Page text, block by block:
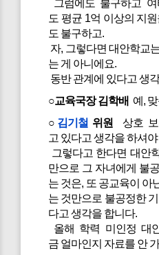
그럼에도 불구하고
도 평균 1억 이상의 지
도 불구하고.
자, 그렇다면 대안학교
는 게 아니에요.
동반 관계에 있다고 생
○교육국장 김학배 예,
○ 김기철 위원
상호 보
고 있다고 생각을 하셔
그렇다고 한다면 대안
만으로 그 자녀에게 불
는 것은, 또 공교육이 아
는 것만으로 불공정한
다고 생각을 합니다.
올해 학력 미인정 대
금 얼마인지 자료를 안